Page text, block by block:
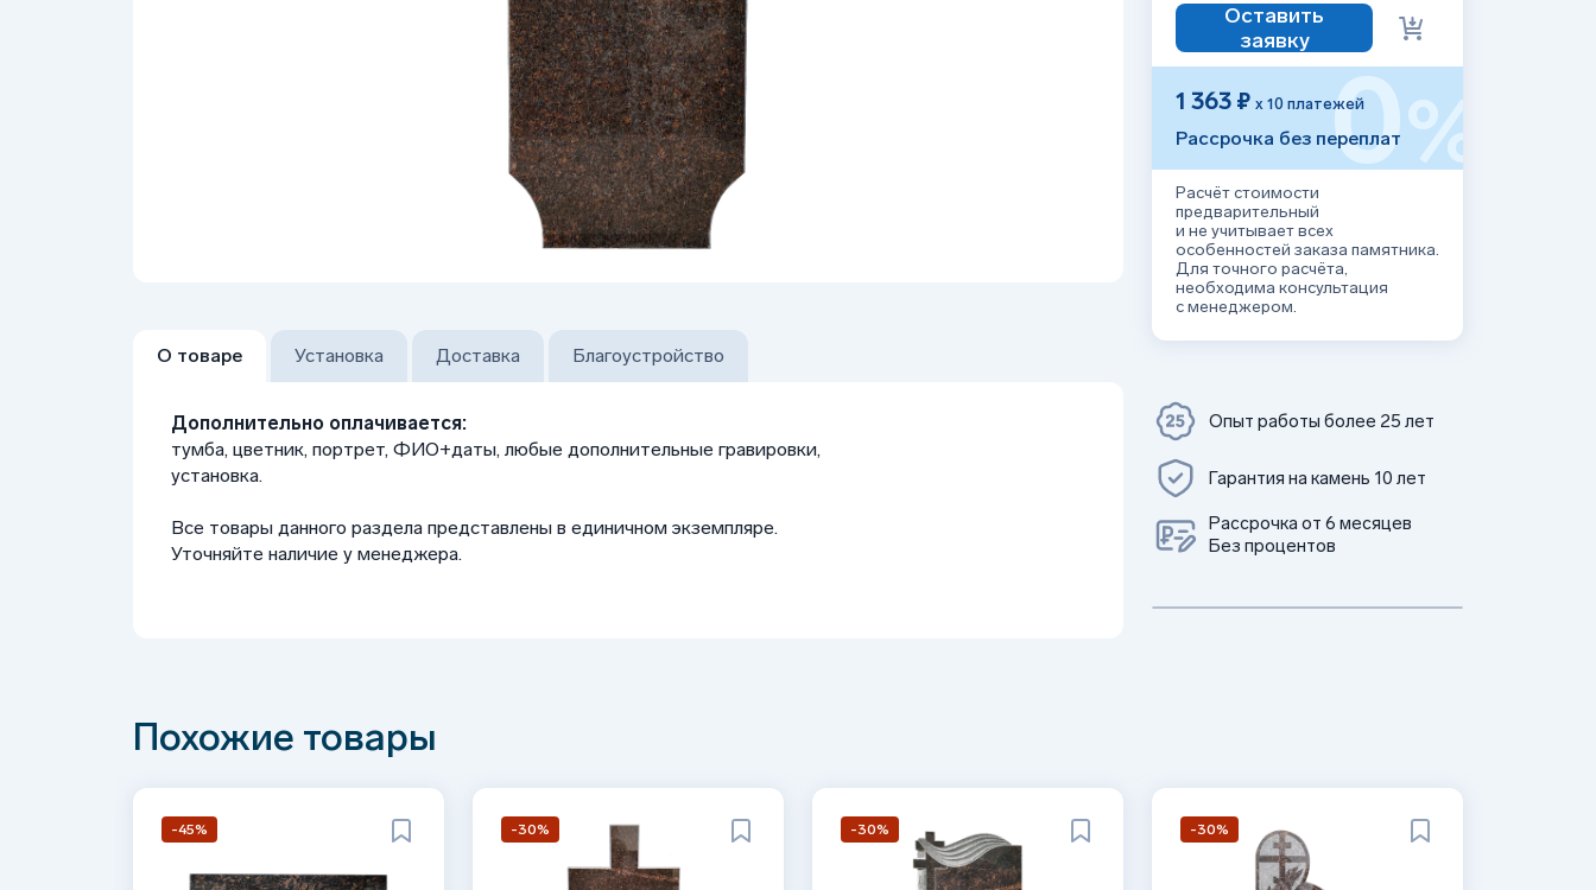
О товаре Установка Доставка Благоустройство
Дополнительно оплачивается:
тумба, цветник, портрет, ФИО+даты, любые дополнительные гравировки,
установка.
Все товары данного раздела представлены в единичном экземпляре.
Уточняйте наличие у менеджера.
Уборка дерна, сорняков и старого покрытия;
Оставить
заявку
1 363 ₽ х 10 платежей
Рассрочка без переплат
0%
Расчёт стоимости
предварительный
и не учитывает всех
особенностей заказа памятника.
Для точного расчёта,
необходима консультация
с менеджером.
Опыт работы более 25 лет
Гарантия на камень 10 лет
Рассрочка от 6 месяцев
Без процентов
Похожие товары
-45% -30% -30% -30%